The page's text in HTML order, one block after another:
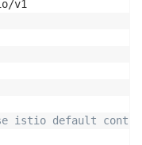
v1
istio default